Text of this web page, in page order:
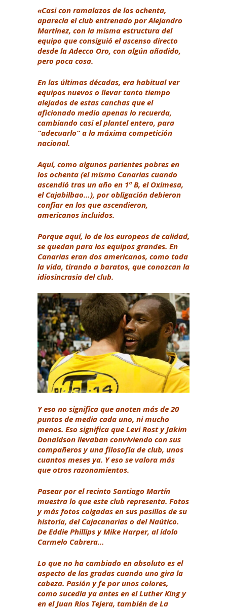
«Casi con ramalazos de los ochenta,
aparecía el club entrenado por Alejandro
Martínez, con la misma estructura del
equipo que consiguió el ascenso directo
desde la Adecco Oro, con algún añadido,
pero poca cosa.
En las últimas décadas, era habitual ver
equipos nuevos o llevar tanto tiempo
alejados de estas canchas que el
aficionado medio apenas lo recuerda,
cambiando casi el plantel entero, para
“adecuarlo” a la máxima competición
nacional.
Aquí, como algunos parientes pobres en
los ochenta (el mismo Canarias cuando
ascendió tras un año en 1ª B, el Oximesa,
el Cajabilbao…), por obligación debieron
confiar en los que ascendieron,
americanos incluidos.
Porque aquí, lo de los europeos de calidad,
se quedan para los equipos grandes. En
Canarias eran dos americanos, como toda
la vida, tirando a baratos, que conozcan la
idiosincrasia del club.
Y eso no significa que anoten más de 20
puntos de media cada uno, ni mucho
menos. Eso significa que Levi Rost y Jakim
Donaldson llevaban conviviendo con sus
compañeros y una filosofía de club, unos
cuantos meses ya. Y eso se valora más
que otros razonamientos.
Pasear por el recinto Santiago Martín
muestra lo que este club representa. Fotos
y más fotos colgadas en sus pasillos de su
historia, del Cajacanarias o del Naútico.
De Eddie Phillips y Mike Harper, al ídolo
Carmelo Cabrera…
Lo que no ha cambiado en absoluto es el
aspecto de las gradas cuando uno gira la
cabeza. Pasión y fe por unos colores,
como sucedía ya antes en el Luther King y
en el Juan Ríos Tejera, también de La